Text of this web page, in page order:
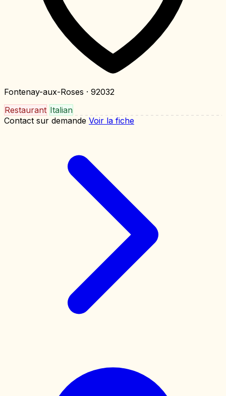
Fontenay-aux-Roses · 92032
Restaurant Italian
Contact sur demande Voir la fiche